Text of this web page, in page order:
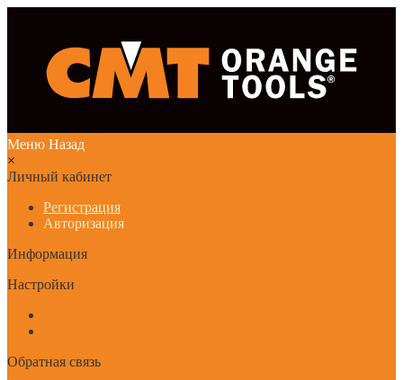
Меню Назад
×
Личный кабинет
Регистрация
Авторизация
Информация
Настройки
Обратная связь